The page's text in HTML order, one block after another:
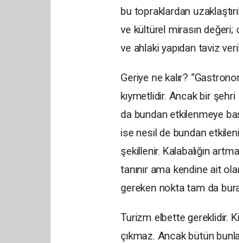
bu topraklardan
ve kültürel mirasın değeri;
ve ahlaki yapıdan taviz
Geriye ne kalır?
kıymetlidir. Ancak bir
da bundan etkilenmeye
ise nesil de bundan
şekillenir. Kalabalığın
tanınır ama kendine ait
gereken nokta tam da
Turizm elbette gereklidir.
çıkmaz. Ancak bütün